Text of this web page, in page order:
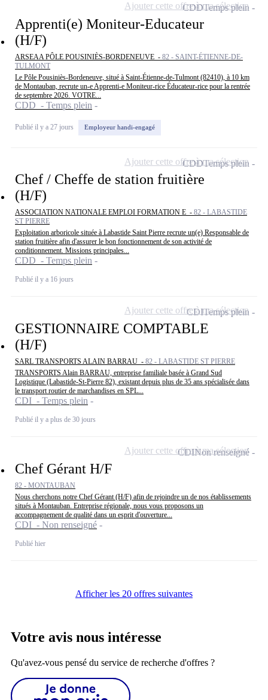
Apprenti(e) Moniteur-Educateur
(H/F)
ARSEAA PÔLE POUSINIÈS-BORDENEUVE - 82 - SAINT-ÉTIENNE-DE-
TULMONT
Le Pôle Pousiniès-Bordeneuve, situé à Saint-Étienne-de-Tulmont (82410), à 10 km
de Montauban, recrute un-e Apprenti-e Moniteur-rice Éducateur-rice pour la rentrée
de septembre 2026. VOTRE...
CDD - Temps plein
Publié il y a 27 jours Employeur handi-engagé
CDDTemps plein
Ajouter cette offre à ma sélection
Chef / Cheffe de station fruitière
(H/F)
ASSOCIATION NATIONALE EMPLOI FORMATION E - 82 - LABASTIDE
ST PIERRE
Exploitation arboricole située à Labastide Saint Pierre recrute un(e) Responsable de
station fruitière afin d'assurer le bon fonctionnement de son activité de
conditionnement. Missions principales...
CDD - Temps plein
Publié il y a 16 jours
CDDTemps plein
Ajouter cette offre à ma sélection
GESTIONNAIRE COMPTABLE
(H/F)
SARL TRANSPORTS ALAIN BARRAU - 82 - LABASTIDE ST PIERRE
TRANSPORTS Alain BARRAU, entreprise familiale basée à Grand Sud
Logistique (Labastide-St-Pierre 82), existant depuis plus de 35 ans spécialisée dans
le transport routier de marchandises en SPL...
CDI - Temps plein
Publié il y a plus de 30 jours
CDITemps plein
Ajouter cette offre à ma sélection
Chef Gérant H/F
82 - MONTAUBAN
Nous cherchons notre Chef Gérant (H/F) afin de rejoindre un de nos établissements
situés à Montauban. Entreprise régionale, nous vous proposons un
accompagnement de qualité dans un esprit d'ouverture...
CDI - Non renseigné
Publié hier
CDINon renseigné
Ajouter cette offre à ma sélection
Afficher les 20 offres suivantes
Votre avis nous intéresse
Qu'avez-vous pensé du service de recherche d'offres ?